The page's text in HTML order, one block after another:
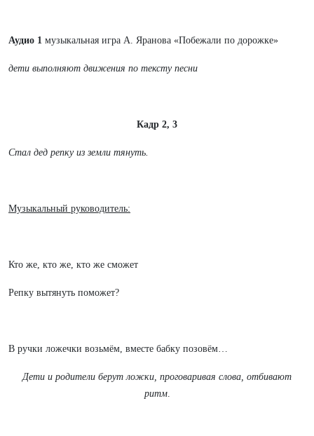
Аудио 1 музыкальная игра А. Яранова «Побежали по дорожке»
дети выполняют движения по тексту песни
Кадр 2, 3
Стал дед репку из земли тянуть.
Музыкальный руководитель:
Кто же, кто же, кто же сможет
Репку вытянуть поможет?
В ручки ложечки возьмём, вместе бабку позовём…
Дети и родители берут ложки, проговаривая слова, отбивают
ритм.